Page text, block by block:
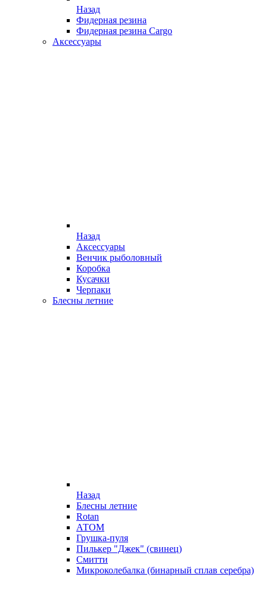
Назад
Фидерная резина
Фидерная резина Cargo
Аксессуары
Назад
Аксессуары
Венчик рыболовный
Коробка
Кусачки
Черпаки
Блесны летние
Назад
Блесны летние
Rotan
АТОМ
Грушка-пуля
Пилькер "Джек" (свинец)
Смитти
Микроколебалка (бинарный сплав серебра)